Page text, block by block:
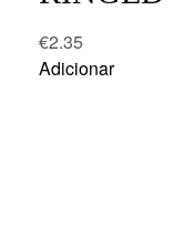
€2.35
Adicionar